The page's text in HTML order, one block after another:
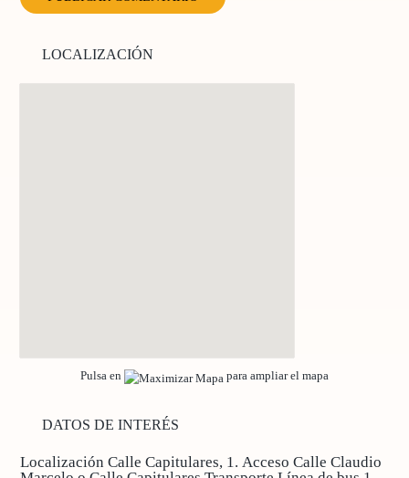
LOCALIZACIÓN
Pulsa en para ampliar el mapa
DATOS DE INTERÉS
Localización Calle Capitulares, 1. Acceso Calle Claudio